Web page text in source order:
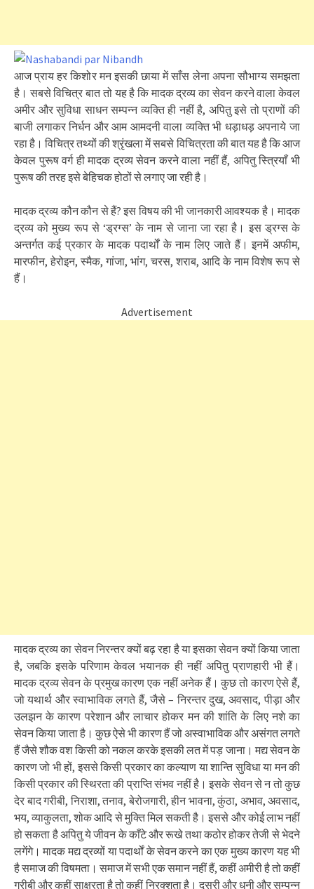
आज प्राय हर किशोर मन इसकी छाया में साँस लेना अपना सौभाग्य समझता
है। सबसे विचित्र बात तो यह है कि मादक द्रव्य का सेवन करने वाला केवल
अमीर और सुविधा साधन सम्पन्न व्यक्ति ही नहीं है, अपितु इसे तो प्राणों की
बाजी लगाकर निर्धन और आम आमदनी वाला व्यक्ति भी धड़ाधड़ अपनाये जा
रहा है। विचित्र तथ्यों की श्रृंखला में सबसे विचित्रता की बात यह है कि आज
केवल पुरूष वर्ग ही मादक द्रव्य सेवन करने वाला नहीं हैं, अपितु स्त्रियाँ भी
पुरूष की तरह इसे बेहिचक होठों से लगाए जा रही है।
मादक द्रव्य कौन कौन से हैं? इस विषय की भी जानकारी आवश्यक है। मादक
द्रव्य को मुख्य रूप से ‘ड्रग्स’ के नाम से जाना जा रहा है। इस ड्रग्स के
अन्तर्गत कई प्रकार के मादक पदार्थों के नाम लिए जाते हैं। इनमें अफीम,
मारफीन, हेरोइन, स्मैक, गांजा, भांग, चरस, शराब, आदि के नाम विशेष रूप से
हैं।
Advertisement
मादक द्रव्य का सेवन निरन्तर क्यों बढ़ रहा है या इसका सेवन क्यों किया जाता
है, जबकि इसके परिणाम केवल भयानक ही नहीं अपितु प्राणहारी भी हैं।
मादक द्रव्य सेवन के प्रमुख कारण एक नहीं अनेक हैं। कुछ तो कारण ऐसे हैं,
जो यथार्थ और स्वाभाविक लगते हैं, जैसे – निरन्तर दुख, अवसाद, पीड़ा और
उलझन के कारण परेशान और लाचार होकर मन की शांति के लिए नशे का
सेवन किया जाता है। कुछ ऐसे भी कारण हैं जो अस्वाभाविक और असंगत लगते
हैं जैसे शौक वश किसी को नकल करके इसकी लत में पड़ जाना। मद्य सेवन के
कारण जो भी हों, इससे किसी प्रकार का कल्याण या शान्ति सुविधा या मन की
किसी प्रकार की स्थिरता की प्राप्ति संभव नहीं है। इसके सेवन से न तो कुछ
देर बाद गरीबी, निराशा, तनाव, बेरोजगारी, हीन भावना, कुंठा, अभाव, अवसाद,
भय, व्याकुलता, शोक आदि से मुक्ति मिल सकती है। इससे और कोई लाभ नहीं
हो सकता है अपितु ये जीवन के काँटे और रूखे तथा कठोर होकर तेजी से भेदने
लगेंगे। मादक मद्य द्रव्यों या पदार्थों के सेवन करने का एक मुख्य कारण यह भी
है समाज की विषमता। समाज में सभी एक समान नहीं हैं, कहीं अमीरी है तो कहीं
गरीबी और कहीं साक्षरता है तो कहीं निरक्शता है। दूसरी और धनी और सम्पन्न